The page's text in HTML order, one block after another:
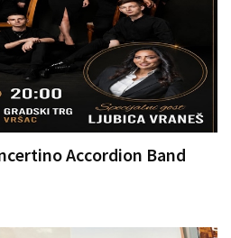
Accordion Band